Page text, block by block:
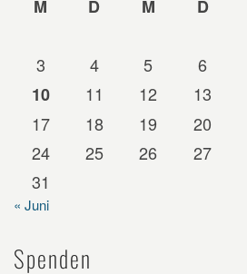
M D M D
3
4 5 6
10
11 12 13
17
18 19 20
24
25 26 27
31
« Juni
Spenden